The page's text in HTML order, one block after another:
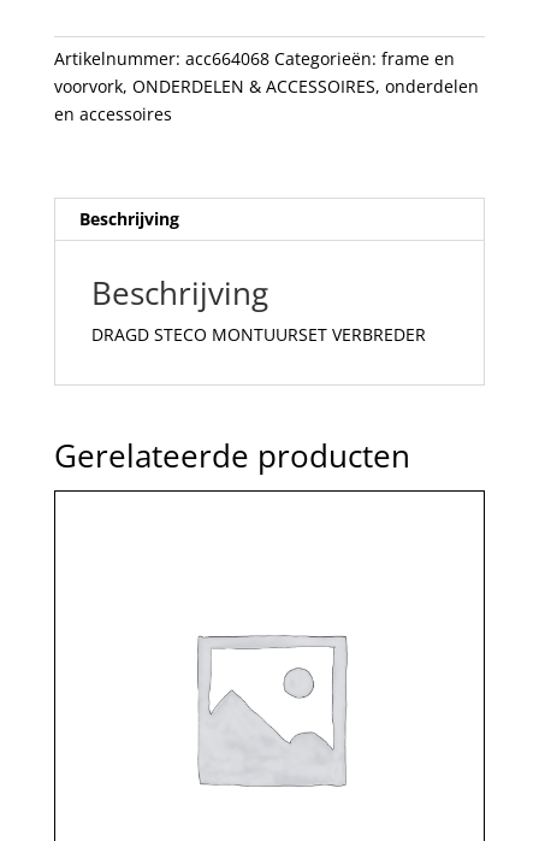
Artikelnummer: acc664068 Categorieën: frame en
voorvork, ONDERDELEN & ACCESSOIRES, onderdelen
en accessoires
Beschrijving
Beschrijving
DRAGD STECO MONTUURSET VERBREDER
Gerelateerde producten